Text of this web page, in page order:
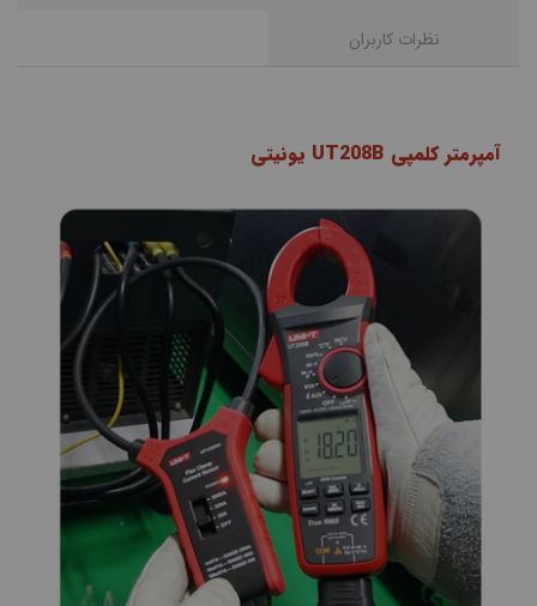
نظرات کاربران
آمپرمتر کلمپی UT208B یونیتی